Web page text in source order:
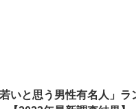
いと思う男性有名人」ラ